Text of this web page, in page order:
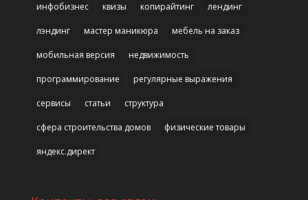
инфобизнес квизы копирайтинг лендинг
лэндинг мастер маникюра мебель на заказ
мобильная версия недвижимость
программирование регулярные выражения
сервисы статьи структура
сфера строительства домов физические товары
яндекс.директ